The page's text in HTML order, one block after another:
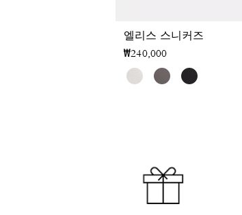
엘리스 스니커즈
₩240,000